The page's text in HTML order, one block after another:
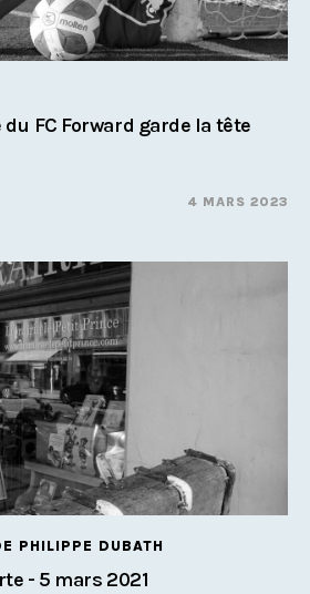
FC Forward garde la tête
4 MARS 2023
PHILIPPE DUBATH
- 5 mars 2021